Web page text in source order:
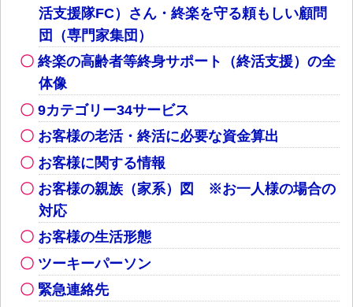
活支援隊FC）さん・終楽を守る頼もしい顧問
団（専門家集団）
終楽の高齢者等終身サポート（終活支援）の全
体像
9カテゴリー34サービス
お客様の老活・終活に必要な資金算出
お客様に関する情報
お客様の親族（家系）図 ※お一人様の場合の
対応
お客様の生活形態
ツーキーパーソン
緊急連絡先